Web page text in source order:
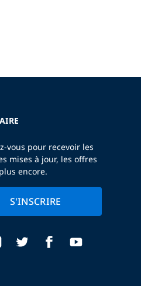
vous pour recevoir les
mises à jour, les offres
encore.
S'INSCRIRE